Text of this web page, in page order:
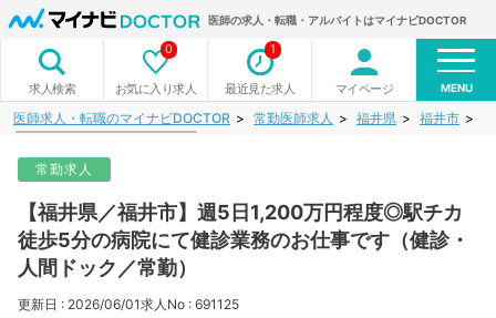
医師の求人・転職・アルバイトはマイナビDOCTOR
求人検索 お気に入り求人
0
最近見た求人
1
マイページ MENU
医師求人・転職のマイナビDOCTOR 常勤医師求人 福井県 福井市
常勤求人
【福井県／福井市】週5日1,200万円程度◎駅チカ
徒歩5分の病院にて健診業務のお仕事です（健診・
人間ドック／常勤）
更新日 : 2026/06/01求人No : 691125